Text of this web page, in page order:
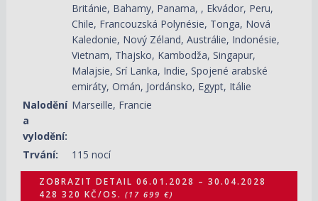
Británie, Bahamy, Panama, , Ekvádor, Peru,
Chile, Francouzská Polynésie, Tonga, Nová
Kaledonie, Nový Zéland, Austrálie, Indonésie,
Vietnam, Thajsko, Kambodža, Singapur,
Malajsie, Srí Lanka, Indie, Spojené arabské
emiráty, Omán, Jordánsko, Egypt, Itálie
Nalodění
a
vylodění:
Marseille, Francie
Trvání: 115 nocí
ZOBRAZIT DETAIL 06.01.2028 – 30.04.2028
428 320 KČ/OS. (17 699 €)